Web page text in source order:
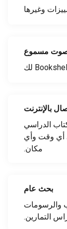
وغيرها
بصوت مسموع
بالإنترنت
الدراسي
أي وقت وأي
مكان.
بحث عام
والرسومات
التمارين.